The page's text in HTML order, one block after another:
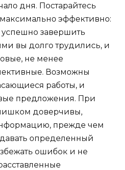
дня. Постарайтесь
эффективно:
успешно завершить
вы долго трудились, и
не менее
Возможны
работы, и
предложения. При
доверчивы,
прежде чем
определенный
ошибок и не